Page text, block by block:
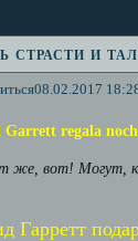
и
08.02.2017
Garrett regala
же, вот! Могут,
Гарретт